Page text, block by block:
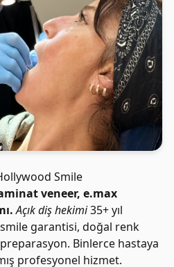
Smile
veneer, e.max
Açık diş hekimi35+ yıl
garantisi, doğal renk
Binlerce hastaya
profesyonel hizmet.